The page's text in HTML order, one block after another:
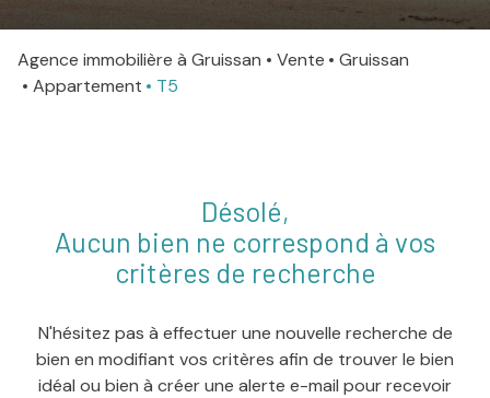
Contact
Agence immobilière à Gruissan Vente
Gruissan
Appartement
T5
Désolé,
Aucun bien ne correspond à vos
critères de recherche
N'hésitez pas à effectuer une nouvelle recherche de
bien en modifiant vos critères afin de trouver le bien
idéal ou bien à créer une alerte e-mail pour recevoir